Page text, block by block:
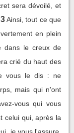
sera dévoilé, et
3 Ainsi, tout ce que
en plein
dans le creux de
crié du haut des
vous le dis : ne
mais qui n'ont
vous qui vous
celui qui, après la